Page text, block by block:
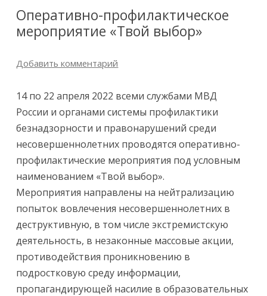
Оперативно-профилактическое
мероприятие «Твой выбор»
Добавить комментарий
14 по 22 апреля 2022 всеми службами МВД
России и органами системы профилактики
безнадзорности и правонарушений среди
несовершеннолетних проводятся оперативно-
профилактические мероприятия под условным
наименованием «Твой выбор».
Мероприятия направлены на нейтрализацию
попыток вовлечения несовершеннолетних в
деструктивную, в том числе экстремистскую
деятельность, в незаконные массовые акции,
противодействия проникновению в
подростковую среду информации,
пропагандирующей насилие в образовательных